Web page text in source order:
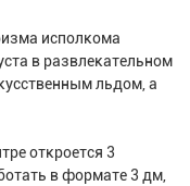
исполкома
в развлекательном
льдом, а
откроется 3
в формате 3 дм,